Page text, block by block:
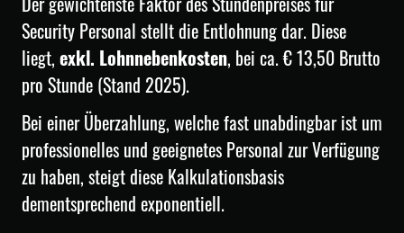
Security Personal stellt die Entlohnung dar. Diese
liegt, exkl. Lohnnebenkosten, bei ca. € 13,50 Brutto
pro Stunde (Stand 2025).
Bei einer Überzahlung, welche fast unabdingbar ist um
professionelles und geeignetes Personal zur Verfügung
zu haben, steigt diese Kalkulationsbasis
dementsprechend exponentiell.